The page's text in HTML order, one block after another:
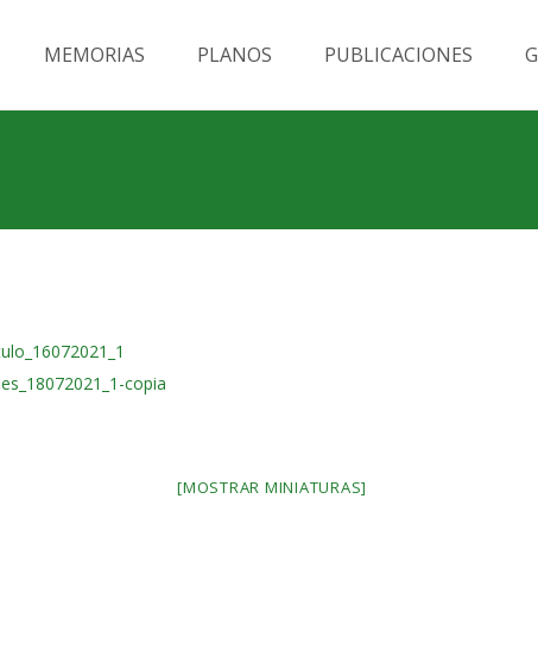
MEMORIAS PLANOS PUBLICACIONES
[MOSTRAR MINIATURAS]